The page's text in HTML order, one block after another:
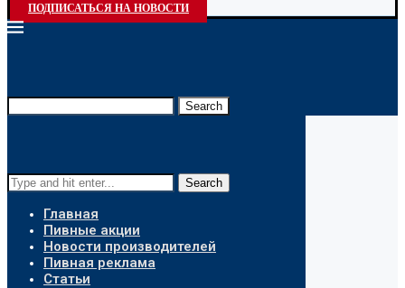
ПОДПИСАТЬСЯ НА НОВОСТИ
Search
Search
Главная
Пивные акции
Новости производителей
Пивная реклама
Статьи